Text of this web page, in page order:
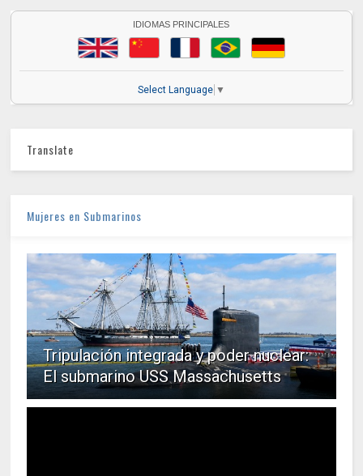
IDIOMAS PRINCIPALES
Select Language ▼
Translate
Mujeres en Submarinos
Tripulación integrada y poder nuclear:
El submarino USS Massachusetts